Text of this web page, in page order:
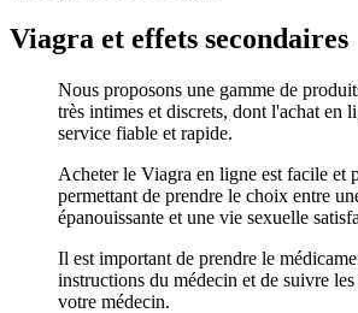
Viagra et effets secondaires
Nous proposons une gamme de
très intimes et discrets, dont l'achat en
service fiable et rapide.
Acheter le Viagra en ligne est facile et
permettant de prendre le choix entre
épanouissante et une vie sexuelle
Il est important de prendre le
instructions du médecin et de suivre
votre médecin.